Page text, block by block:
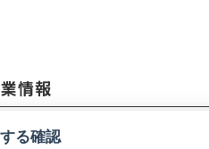
情報
ーイメージング株式会社
る確認